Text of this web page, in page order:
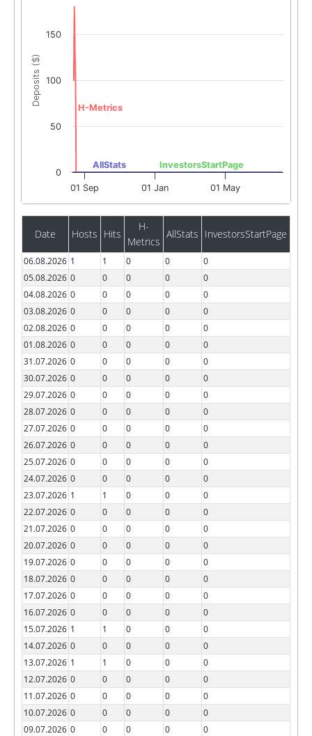
Deposits ($)
InvestorsStartPage
H-Metrics
AllStats
01 Sep 01 Jan 01 May
0
50
100
150
Date Hosts Hits
H-
Metrics
AllStats InvestorsStartPage
06.08.2026 1 1 0 0
0
05.08.2026 0 0 0 0
0
04.08.2026 0 0 0 0
0
03.08.2026 0 0 0 0
0
02.08.2026 0 0 0 0
0
01.08.2026 0 0 0 0
0
31.07.2026 0 0 0 0
0
30.07.2026 0 0 0 0
0
29.07.2026 0 0 0 0
0
28.07.2026 0 0 0 0
0
27.07.2026 0 0 0 0
0
26.07.2026 0 0 0 0
0
25.07.2026 0 0 0 0
0
24.07.2026 0 0 0 0
0
23.07.2026 1 1 0 0
0
22.07.2026 0 0 0 0
0
21.07.2026 0 0 0 0
0
20.07.2026 0 0 0 0
0
19.07.2026 0 0 0 0
0
18.07.2026 0 0 0 0
0
17.07.2026 0 0 0 0
0
16.07.2026 0 0 0 0
0
15.07.2026 1 1 0 0
0
14.07.2026 0 0 0 0
0
13.07.2026 1 1 0 0
0
12.07.2026 0 0 0 0
0
11.07.2026 0 0 0 0
0
10.07.2026 0 0 0 0
0
09.07.2026 0 0 0 0
0